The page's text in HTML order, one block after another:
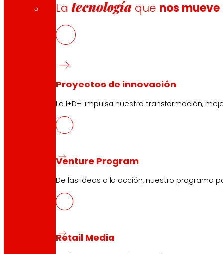
Latecnología que nos mueve
Proyectos de innovación
La l+D+i impulsa nuestra transformación,
Venture Program
De las ideas a la acción, nuestro programa
Retail Media